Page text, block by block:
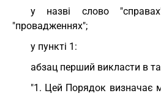
у назві слово
"провадженнях";
у пункті 1:
абзац перший викласти в
"1. Цей Порядок визначає